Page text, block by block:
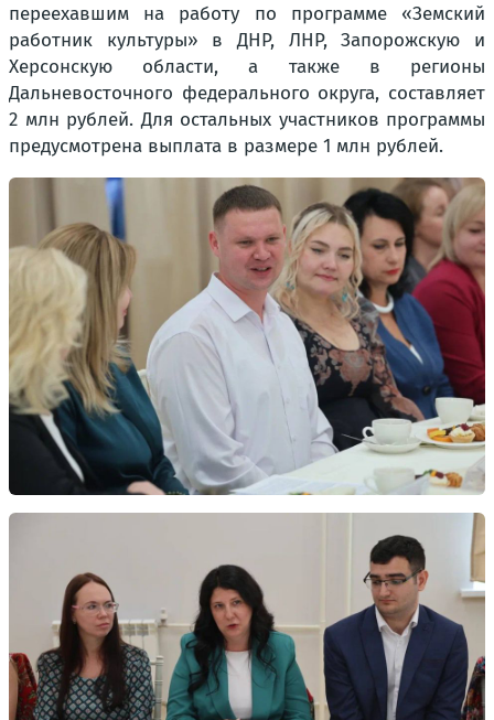
переехавшим на работу по программе «Земский
работник культуры» в ДНР, ЛНР, Запорожскую и
Херсонскую области, а также в регионы
Дальневосточного федерального округа, составляет
2 млн рублей. Для остальных участников программы
предусмотрена выплата в размере 1 млн рублей.